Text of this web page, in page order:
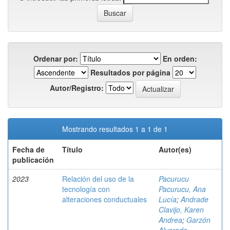
Ordenar por:
En orden:
Resultados por página
Autor/Registro:
Mostrando resultados 1 a 1 de 1
Fecha de
publicación
Título Autor(es)
2023
Relación del uso de la
tecnología con
alteraciones conductuales
Pacurucu
Pacurucu, Ana
Lucía;Andrade
Clavijo, Karen
Andrea; Garzón